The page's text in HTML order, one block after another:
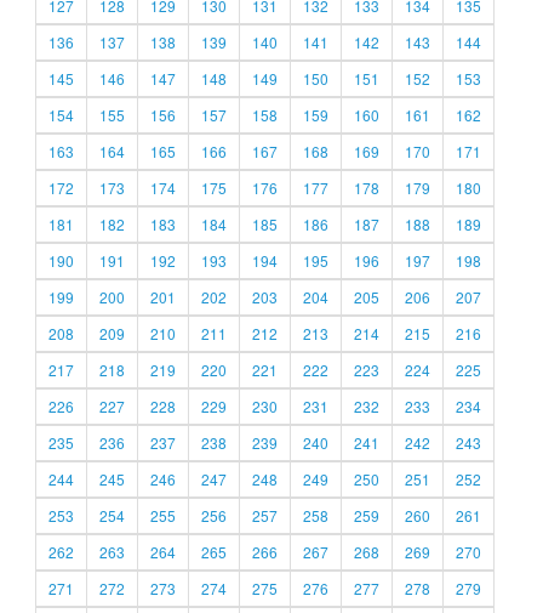
127
128 129 130 131 132 133 134
135
136
137 138 139 140 141 142 143
144
145
146 147 148 149 150 151 152
153
154
155 156 157 158 159 160 161
162
163
164 165 166 167 168 169 170
171
172
173 174 175 176 177 178 179
180
181
182 183 184 185 186 187 188
189
190
191 192 193 194 195 196 197
198
199
200 201 202 203 204 205 206
207
208
209 210 211 212 213 214 215
216
217
218 219 220 221 222 223 224
225
226
227 228 229 230 231 232 233
234
235
236 237 238 239 240 241 242
243
244
245 246 247 248 249 250 251
252
253
254 255 256 257 258 259 260
261
262
263 264 265 266 267 268 269
270
271
272 273 274 275 276 277 278
279